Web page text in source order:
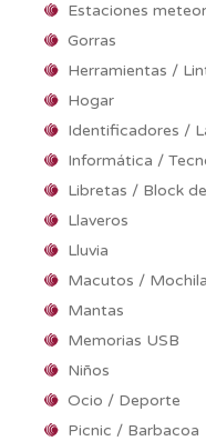
Estaciones
Gorras
Herramientas /
Hogar
Identificadores /
Informática /
Libretas / Block
Llaveros
Lluvia
Macutos /
Mantas
Memorias USB
Niños
Ocio / Deporte
Picnic / Barbacoa